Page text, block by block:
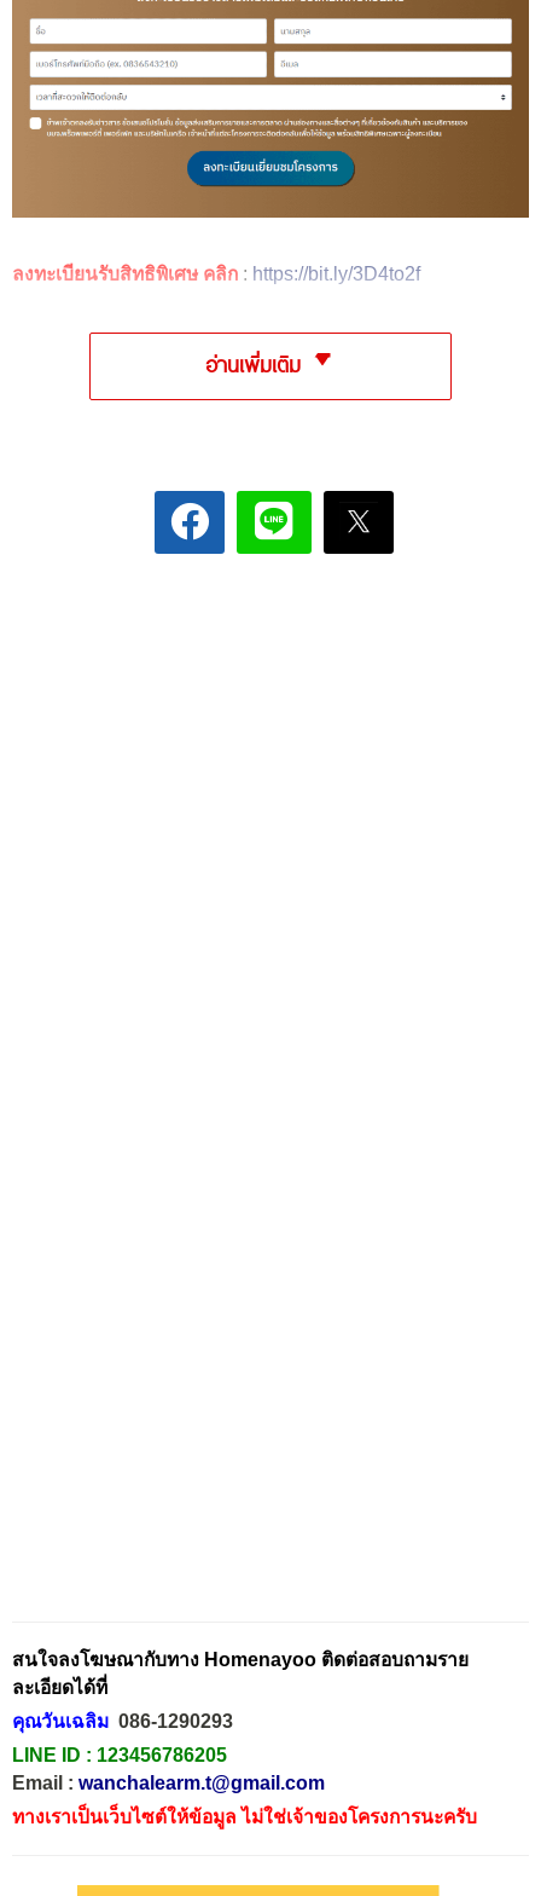
ลงทะเบียนรับสิทธิพิเศษ คลิก : https://bit.ly/3D4to2f
อ่านเพิ่มเติม
สนใจลงโฆษณากับทาง Homenayoo ติดต่อสอบถามราย
ละเอียดได้ที่
คุณวันเฉลิม 086-1290293
LINE ID : 123456786205
Email : wanchalearm.t@gmail.com
ทางเราเป็นเว็บไซต์ให้ข้อมูล ไม่ใช่เจ้าของโครงการนะครับ